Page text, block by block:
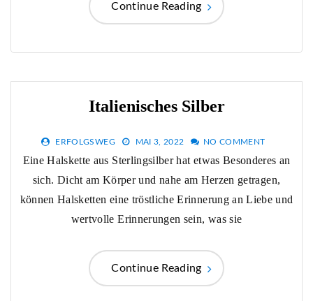
Continue Reading
Italienisches Silber
ERFOLGSWEG MAI 3, 2022 NO COMMENT
Eine Halskette aus Sterlingsilber hat etwas Besonderes an
sich. Dicht am Körper und nahe am Herzen getragen,
können Halsketten eine tröstliche Erinnerung an Liebe und
wertvolle Erinnerungen sein, was sie
Continue Reading